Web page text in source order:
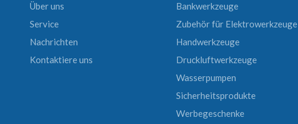
Über uns
Service
Nachrichten
Kontaktiere uns
Bankwerkzeuge
Zubehör für Elektrowerkzeuge
Handwerkzeuge
Druckluftwerkzeuge
Wasserpumpen
Sicherheitsprodukte
Werbegeschenke